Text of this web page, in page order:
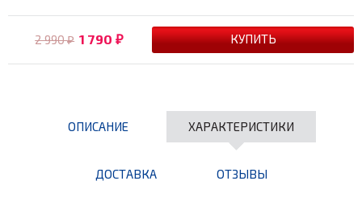
2 990₽ 1 790₽
ОПИСАНИЕ ХАРАКТЕРИСТИКИ
ДОСТАВКА ОТЗЫВЫ